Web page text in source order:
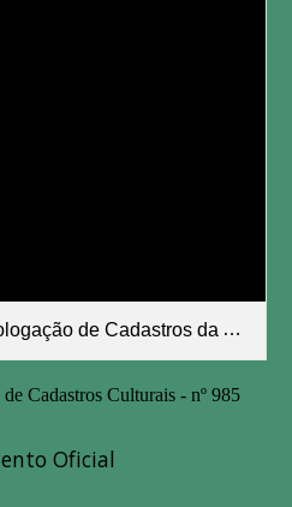
de Cadastros da Aldir Blanc.pdf
Cadastros Culturais - nº 985
Oficial